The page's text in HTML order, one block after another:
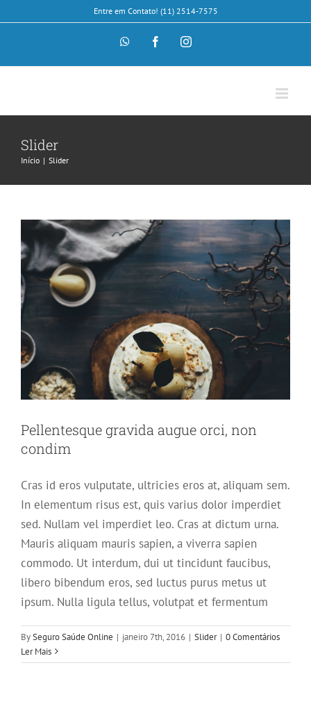
Entre em Contato! (11) 2514-7575
WhatsAppFacebookInstagram
Slider
Início Slider
Pellentesque gravida augue orci, non
condim
Cras id eros vulputate, ultricies eros at, aliquam sem.
In elementum risus est, quis varius dolor imperdiet
sed. Nullam vel imperdiet leo. Cras at dictum urna.
Mauris aliquam mauris sapien, a viverra sapien
commodo. Ut interdum, dui ut tincidunt faucibus,
libero bibendum eros, sed luctus purus metus ut
ipsum. Nulla ligula tellus, volutpat et fermentum
BySeguro Saúde Online | janeiro 7th, 2016 | Slider | 0 Comentários
Ler Mais
Mauris aliquet auctor mi volutpat
sagittis rutrum